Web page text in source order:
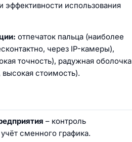
эффективности использования
отпечаток пальца (наиболее
через IP-камеры),
точность), радужная оболочка
стоимость).
– контроль
сменного графика.